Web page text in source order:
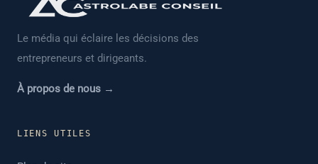
Le média qui éclaire les décisions des
entrepreneurs et dirigeants.
À propos de nous →
LIENS UTILES